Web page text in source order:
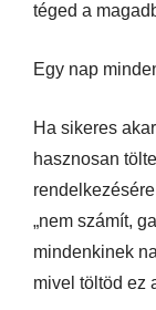
téged a
Egy nap
Ha sikeres
hasznosan
„nem számít,
mindenkinek
mivel töltöd ez